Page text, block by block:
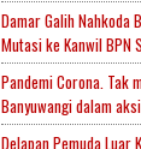
Damar Galih Nahkoda
Mutasi ke Kanwil BPN
Pandemi Corona. Tak
Banyuwangi dalam
Delapan Pemuda Luar